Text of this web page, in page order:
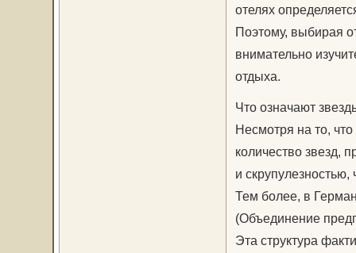
отелях
Поэтому, выбирая
внимательно
отдыха.
Что означают
Несмотря на то,
количество звезд,
и
Тем более, в
(Объединение
Эта структура